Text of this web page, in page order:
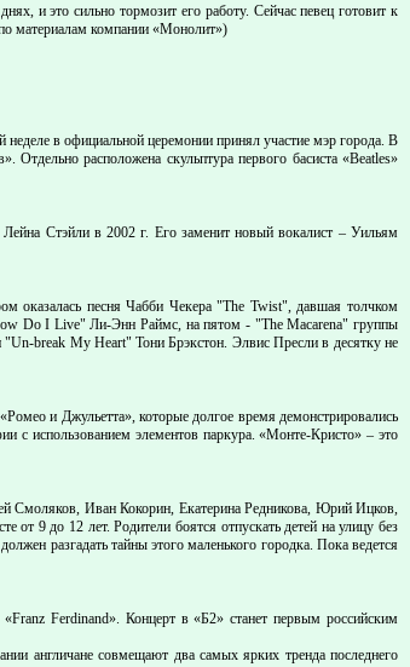
и это сильно тормозит его работу. Сейчас певец готовит к
материалам компании «Монолит»)
в официальной церемонии принял участие мэр города. В
расположена скульптура первого басиста «Beatles»
Стэйли в 2002 г. Его заменит новый вокалист – Уильям
оказалась песня Чабби Чекера "The Twist", давшая толчком
Do I Live" Ли-Энн Раймс, на пятом - "The Macarena" группы
break My Heart" Тони Брэкстон. Элвис Пресли в десятку не
и Джульетта», которые долгое время демонстрировались
с использованием элементов паркура. «Монте-Кристо» – это
Смоляков, Иван Кокорин, Екатерина Редникова, Юрий Ицков,
9 до 12 лет. Родители боятся отпускать детей на улицу без
разгадать тайны этого маленького городка. Пока ведется
Ferdinand». Концерт в «Б2» станет первым российским
англичане совмещают два самых ярких тренда последнего